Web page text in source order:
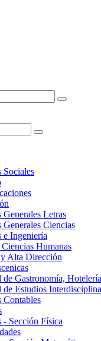
Sociales
Generales Letras
Generales Ciencias
e Ingeniería
Humanas
Alta Dirección
de Gastronomía,
de Estudios
Contables
- Sección Física